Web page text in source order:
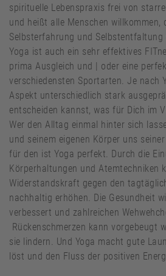
spirituelle Lebenspraxis frei von
und heißt alle Menschen willkommen,
Selbsterfahrung und Selbstentfaltung
Yoga ist auch ein sehr effektives
prima Ausgleich und | oder eine
verschiedensten Sportarten. Je nach
Aspekt unterschiedlich stark
entscheiden kannst, was für Dich im
Wer den Alltag einmal hinter sich
und seinem eigenen Körper uns
für den ist Yoga perfekt. Durch die
Körperhaltungen und Atemtechniken
Widerstandskraft gegen den
nachhaltig erhöhen. Die Gesundheit
verbessert und zahlreichen
Rückenschmerzen kann vorgebeugt
sie lindern. Und Yoga macht gute
löst und den Fluss der positiven